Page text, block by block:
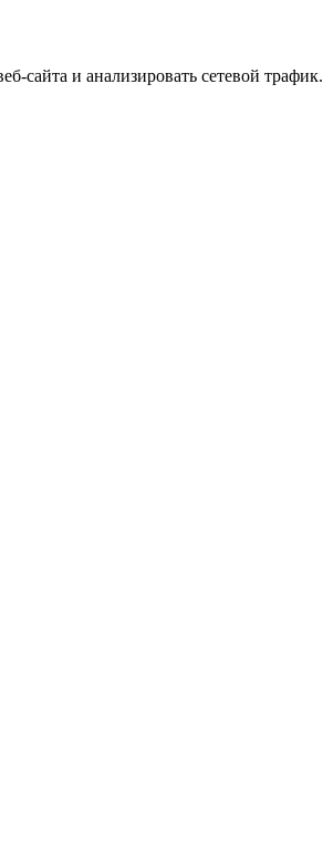
сайта и анализировать сетевой трафик.